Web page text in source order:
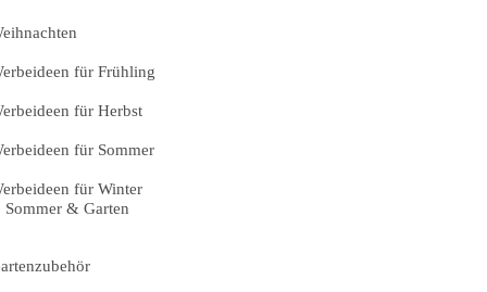
für Frühling
für Herbst
für Sommer
für Winter
Sommer & Garten